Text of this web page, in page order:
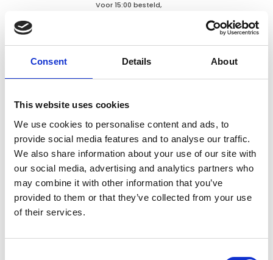
Consent Details About
This website uses cookies
We use cookies to personalise content and ads, to
provide social media features and to analyse our traffic.
We also share information about your use of our site with
our social media, advertising and analytics partners who
may combine it with other information that you’ve
provided to them or that they’ve collected from your use
of their services.
Voor 15:00 besteld,
In winkelwagen
De-Tail Hoefjes 20-pack
Op voorraad
Voor 15:00 besteld,
zelfde werkdag verzonden
In winkelwagen